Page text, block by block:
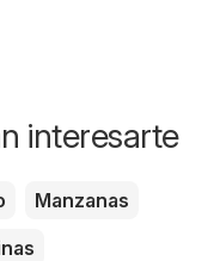
interesarte
Manzanas